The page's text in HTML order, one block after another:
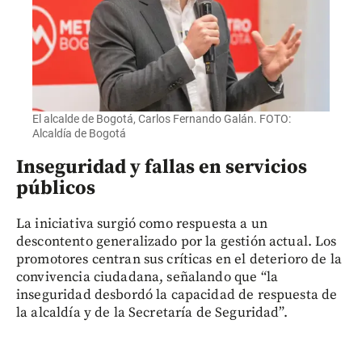
El alcalde de Bogotá, Carlos Fernando Galán. FOTO:
Alcaldía de Bogotá
Inseguridad y fallas en servicios
públicos
La iniciativa surgió como respuesta a un
descontento generalizado por la gestión actual. Los
promotores centran sus críticas en el deterioro de la
convivencia ciudadana, señalando que “la
inseguridad desbordó la capacidad de respuesta de
la alcaldía y de la Secretaría de Seguridad”.